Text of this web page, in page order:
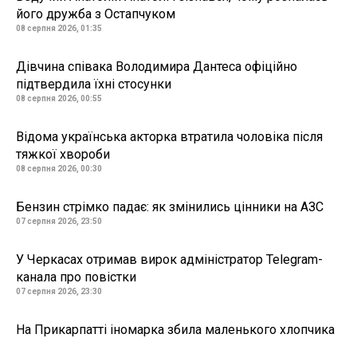
його дружба з Остапчуком
08 серпня 2026, 01:35
Дівчина співака Володимира Дантеса офіційно
підтвердила їхні стосунки
08 серпня 2026, 00:55
Відома українська акторка втратила чоловіка після
тяжкої хвороби
08 серпня 2026, 00:30
Бензин стрімко падає: як змінились цінники на АЗС
07 серпня 2026, 23:50
У Черкасах отримав вирок адміністратор Telegram-
канала про повістки
07 серпня 2026, 23:30
На Прикарпатті іномарка збила маленького хлопчика